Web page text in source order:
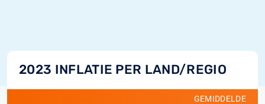
2023 INFLATIE PER LAND/REGIO
GEMIDDELDE